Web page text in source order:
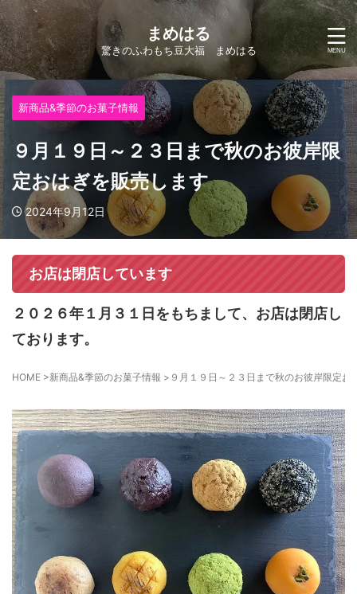
まめはる
驚きのふわもち豆大福 まめはる
新商品&季節のお菓子情報
９月１９日～２３日まで秋のお彼岸限
定おはぎを販売します
2024年9月12日
お店は閉店しています
２０２６年１月３１日をもちまして、お店は閉店し
ております。
HOME >新商品&季節のお菓子情報 > ９月１９日～２３日まで秋のお彼岸限定お